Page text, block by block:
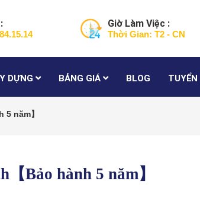
Giờ Làm Việc :
Thời Gian: T2 - CN
DỰNG BẢNG GIÁ BLOG TUYỂN
năm】
Bảo hành 5 năm】